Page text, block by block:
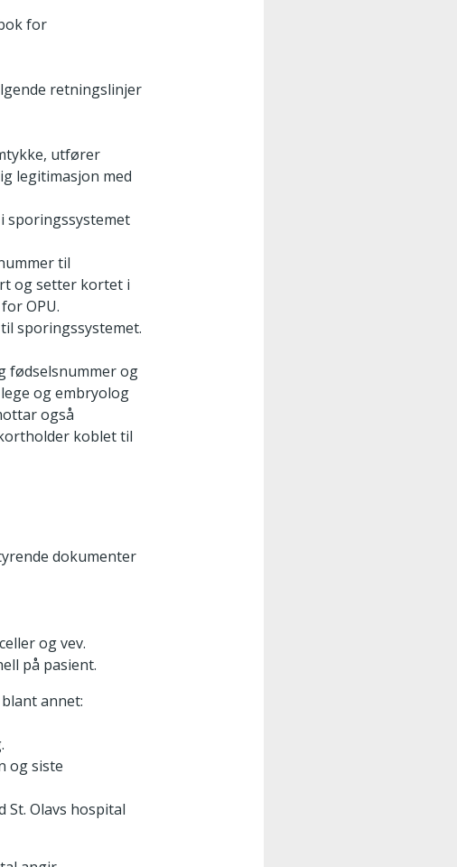
for
retningslinjer
utfører
legitimasjon med
sporingssystemet
til
og setter kortet i
OPU.
sporingssystemet.
fødselsnummer og
og embryolog
også
koblet til
dokumenter
og vev.
på pasient.
annet:
og siste
St. Olavs hospital